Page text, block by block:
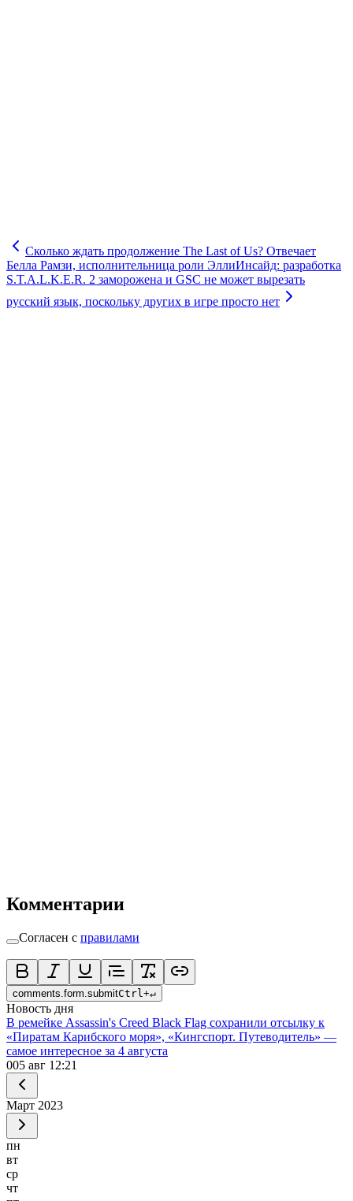
Сколько ждать продолжение The Last of Us? Отвечает
Белла Рамзи, исполнительница роли ЭллиИнсайд: разработка
S.T.A.L.K.E.R. 2 заморожена и GSC не может вырезать
русский язык, поскольку других в игре просто нет
Комментарии
Согласен с правилами
comments.form.submitCtrl +↵
Новость дня
В ремейке Assassin's Creed Black Flag сохранили отсылку к
«Пиратам Карибского моря», «Кингспорт. Путеводитель» —
самое интересное за 4 августа
005 авг 12:21
Март 2023
пн
вт
ср
чт